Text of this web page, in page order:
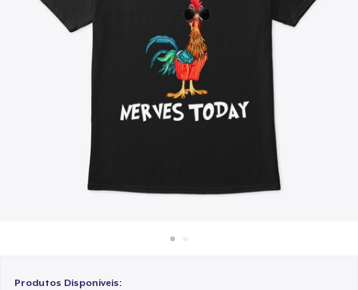
Venda em todo lugar
Venda qualquer coisa
Produtos Disponíveis:
Unisex Classic Crewneck Sweatshirt
Women's Classic Tee
US$ 22,99
Classic Tank Top
Women's Flowy Tank Top